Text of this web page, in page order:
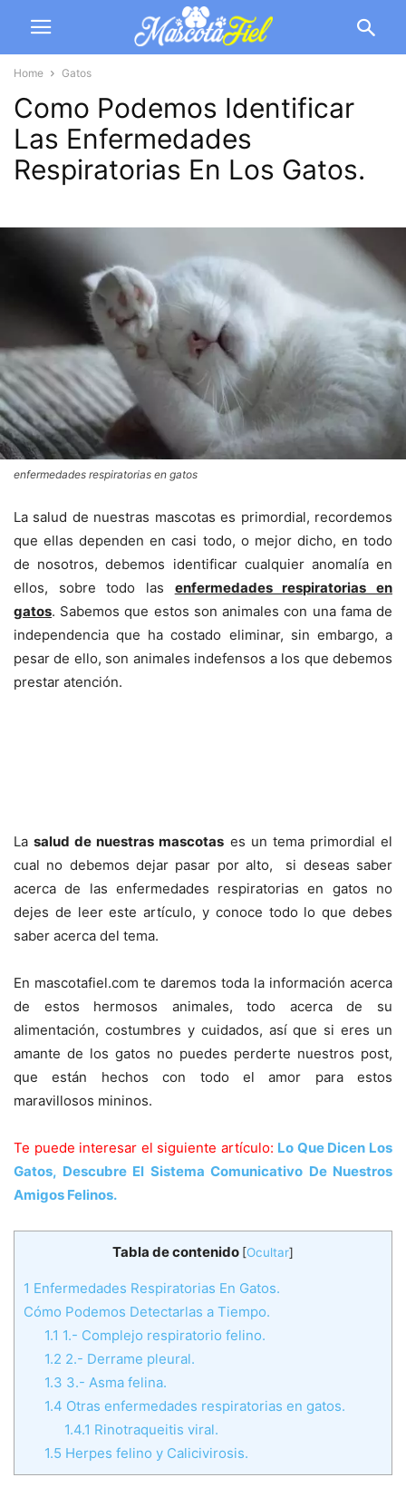
Home Gatos
Como Podemos Identificar
Las Enfermedades
Respiratorias En Los Gatos.
enfermedades respiratorias en gatos
La salud de nuestras mascotas es primordial, recordemos
que ellas dependen en casi todo, o mejor dicho, en todo
de nosotros, debemos identificar cualquier anomalía en
ellos, sobre todo las enfermedades respiratorias en
gatos. Sabemos que estos son animales con una fama de
independencia que ha costado eliminar, sin embargo, a
pesar de ello, son animales indefensos a los que debemos
prestar atención.
Lasalud de nuestras mascotas es un tema primordial el
cual no debemos dejar pasar por alto, si deseas saber
acerca de las enfermedades respiratorias en gatos no
dejes de leer este artículo, y conoce todo lo que debes
saber acerca del tema.
En mascotafiel.com te daremos toda la información acerca
de estos hermosos animales, todo acerca de su
alimentación, costumbres y cuidados, así que si eres un
amante de los gatos no puedes perderte nuestros post,
que están hechos con todo el amor para estos
maravillosos mininos.
Te puede interesar el siguiente artículo: Lo Que Dicen Los
Gatos, Descubre El Sistema Comunicativo De Nuestros
Amigos Felinos.
Tabla de contenido [Ocultar]
1 Enfermedades Respiratorias En Gatos.
Cómo Podemos Detectarlas a Tiempo.
1.1 1.- Complejo respiratorio felino.
1.2 2.- Derrame pleural.
1.3 3.- Asma felina.
1.4 Otras enfermedades respiratorias en gatos.
1.4.1 Rinotraqueitis viral.
1.5 Herpes felino y Calicivirosis.